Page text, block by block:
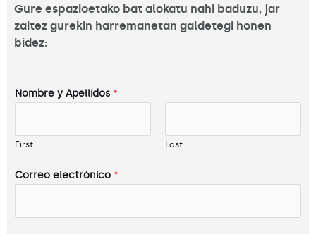
Gure espazioetako bat alokatu nahi baduzu, jar
zaitez gurekin harremanetan galdetegi honen
bidez:
Nombre y Apellidos *
First Last
Correo electrónico *